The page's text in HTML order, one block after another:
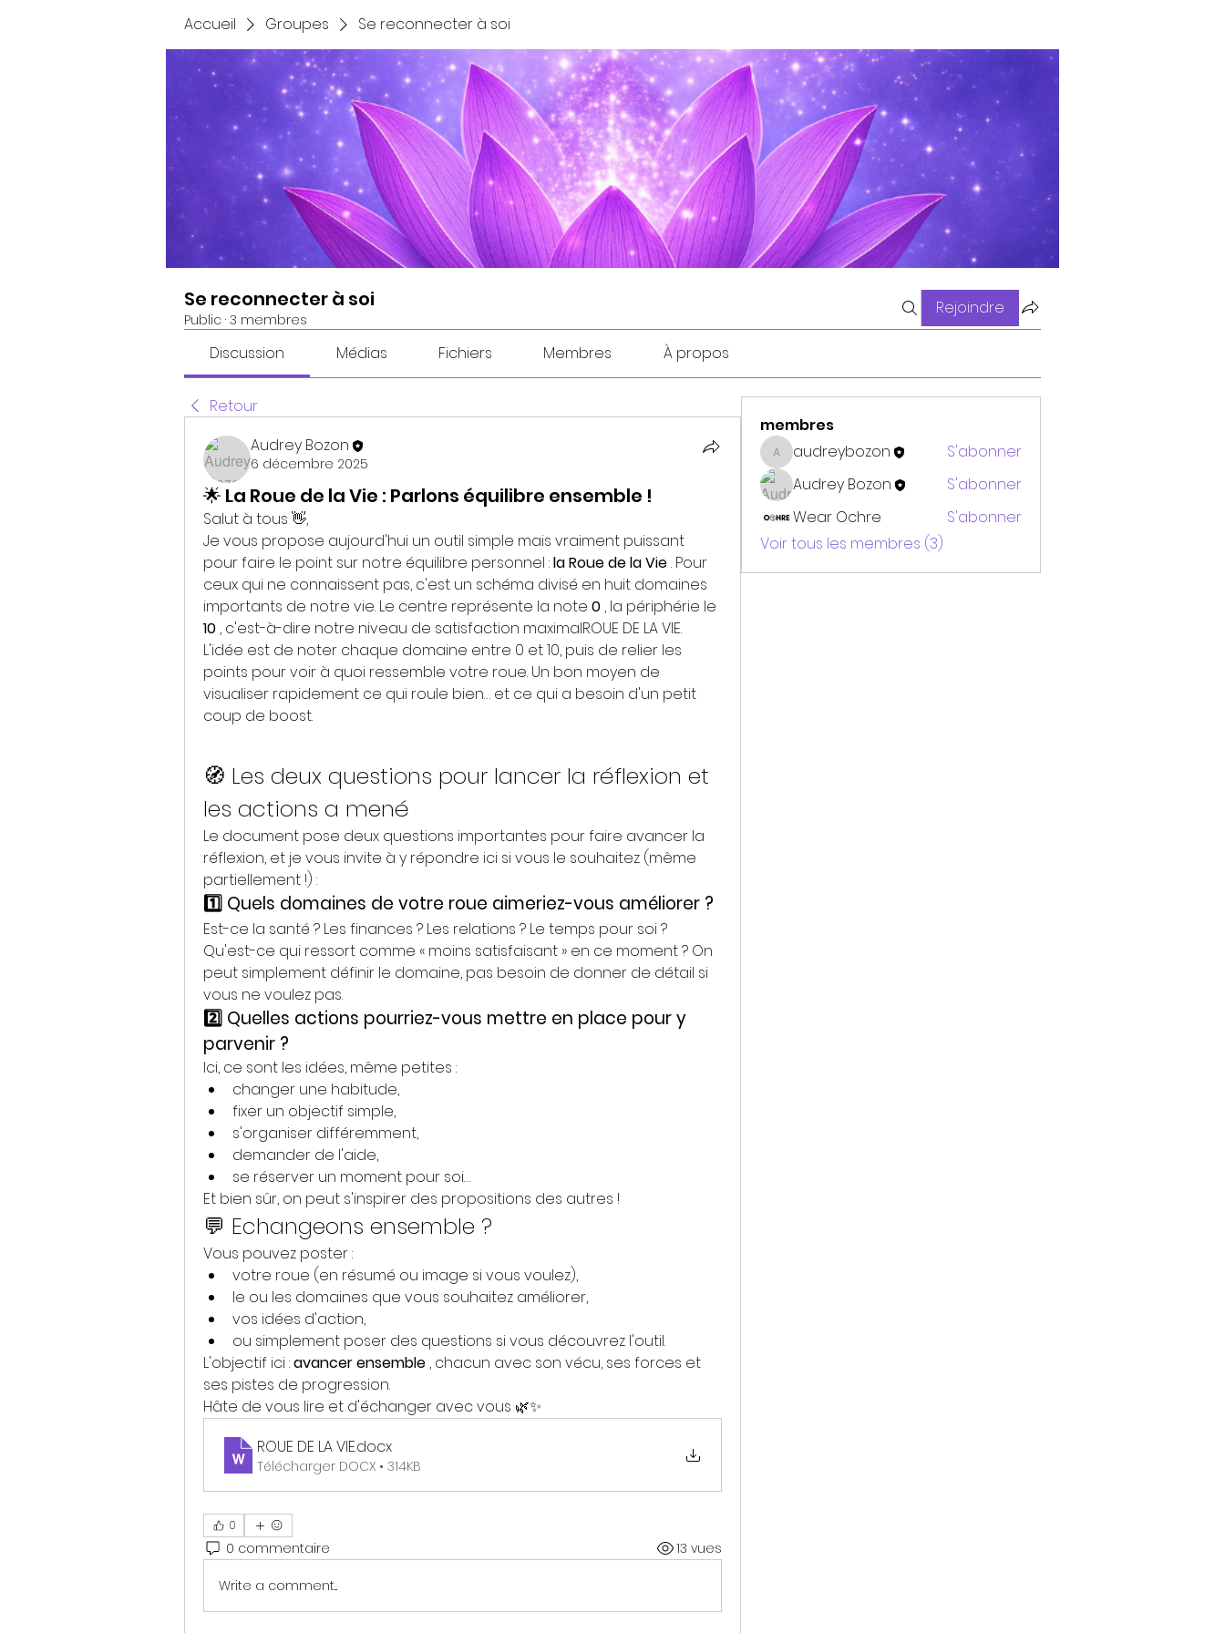
Accueil Groupes Se reconnecter à soi
Se reconnecter à soi
Public · 3 membres
Rejoindre
Discussion Médias Fichiers Membres À propos
Retour
Audrey Bozon
6 décembre 2025
🌟 La Roue de la Vie : Parlons équilibre ensemble !
Salut à tous 👋,
Je vous propose aujourd'hui un outil simple mais vraiment puissant
pour faire le point sur notre équilibre personnel : la Roue de la Vie . Pour
ceux qui ne connaissent pas, c'est un schéma divisé en huit domaines
importants de notre vie. Le centre représente la note 0
10 , c'est-à-dire notre niveau de satisfaction maximalROUE DE LA VIE.
L'idée est de noter chaque domaine entre 0 et 10, puis de relier les
points pour voir à quoi ressemble votre roue. Un bon moyen de
visualiser rapidement ce qui roule bien… et ce qui a besoin d'un petit
coup de boost.
🧭 Les deux questions pour lancer la réflexion et
les actions a mené
Le document pose deux questions importantes pour faire avancer la
réflexion, et je vous invite à y répondre ici si vous le souhaitez (même
partiellement !) :
1️⃣ Quels domaines de votre roue aimeriez-vous améliorer ?
Est-ce la santé ? Les finances ? Les relations ? Le temps pour soi ?
Qu'est-ce qui ressort comme « moins satisfaisant » en ce moment ? On
peut simplement définir le domaine, pas besoin de donner de détail si
vous ne voulez pas.
2️⃣ Quelles actions pourriez-vous mettre en place pour y
parvenir ?
Ici, ce sont les idées, même petites :
changer une habitude,
fixer un objectif simple,
s'organiser différemment,
demander de l'aide,
se réserver un moment pour soi…
Et bien sûr, on peut s'inspirer des propositions des autres !
💬 Echangeons ensemble ?
Vous pouvez poster :
votre roue (en résumé ou image si vous voulez),
le ou les domaines que vous souhaitez améliorer,
vos idées d'action,
ou simplement poser des questions si vous découvrez l'outil.
L'objectif ici : avancer ensemble , chacun avec son vécu, ses forces et
ses pistes de progression.
Hâte de vous lire et d'échanger avec vous 🌿✨
ROUE DE LA VIE.docx
Télécharger DOCX • 314KB
0
0 commentaire 13 vues
Write a comment...
membres
audreybozon
audreybozon
S'abonner
Audrey Bozon
S'abonner
Wear Ochre
S'abonner
Voir tous les membres (3)